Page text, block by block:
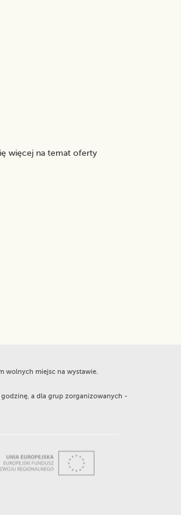
więcej na temat oferty
wolnych miejsc na wystawie.
godzinę, a dla grup zorganizowanych -